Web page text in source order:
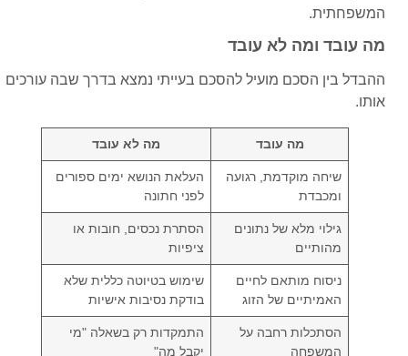
המשפחתית.
מה עובד ומה לא עובד
ההבדל בין הסכם מועיל להסכם בעייתי נמצא בדרך שבה עורכים
אותו.
מה עובד מה לא עובד
שיחה מוקדמת, רגועה
ומכבדת
העלאת הנושא ימים ספורים
לפני חתונה
גילוי מלא של נתונים
מהותיים
הסתרת נכסים, חובות או
ציפיות
ניסוח מותאם לחיים
האמיתיים של הזוג
שימוש בטיוטה כללית שלא
בודקת נסיבות אישיות
הסתכלות רחבה על
המשפחה
התמקדות רק בשאלה "מי
יקבל מה"